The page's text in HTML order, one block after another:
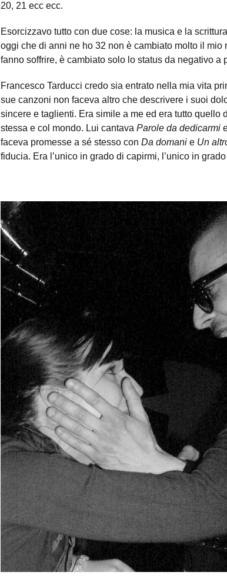
20, 21 ecc ecc.
Esorcizzavo tutto con due cose: la musica e la
oggi che di anni ne ho 32 non è cambiato molto il
fanno soffrire, è cambiato solo lo status da negativo a
Francesco Tarducci credo sia entrato nella mia vita
sue canzoni non faceva altro che descrivere i suoi
sincere e taglienti. Era simile a me ed era tutto
stessa e col mondo. Lui cantava Parole da dedicarmi
faceva promesse a sé stesso con Da domani e Un
fiducia. Era l’unico in grado di capirmi, l’unico in